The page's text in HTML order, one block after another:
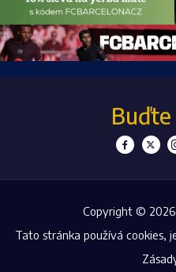
Copyright © 2026
Tato stránka používá cookies,